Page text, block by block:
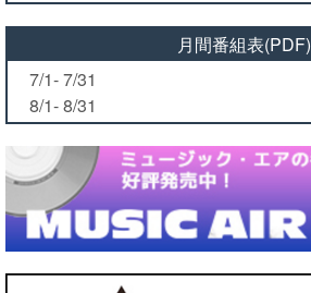
月間番組表(PDF)
7/1- 7/31
8/1- 8/31